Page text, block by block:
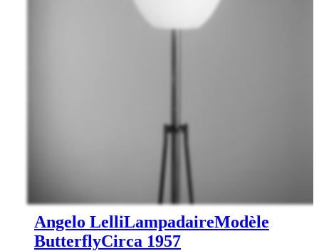
Angelo LelliLampadaireModèle
ButterflyCirca 1957